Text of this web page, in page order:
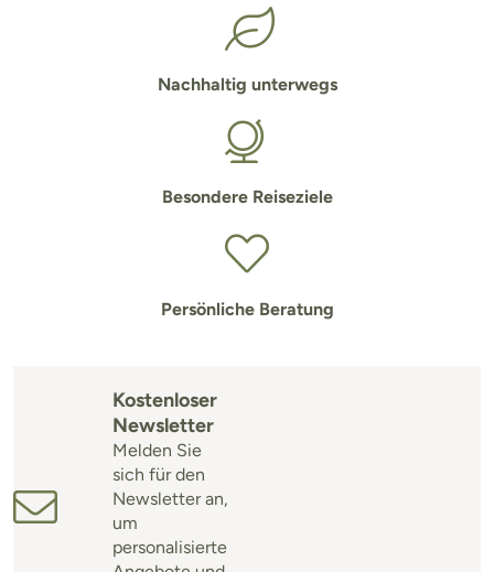
Nachhaltig unterwegs
Besondere Reiseziele
Persönliche Beratung
Kostenloser
Newsletter
Melden Sie
sich für den
Newsletter an,
um
personalisierte